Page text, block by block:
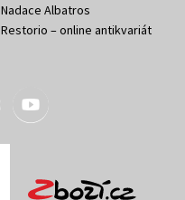
Nadace Albatros
Restorio – online antikvariát